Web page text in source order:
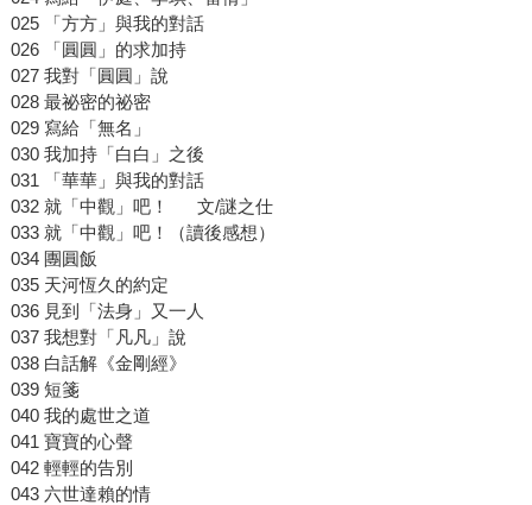
025 「方方」與我的對話
026 「圓圓」的求加持
027 我對「圓圓」說
028 最祕密的祕密
029 寫給「無名」
030 我加持「白白」之後
031 「華華」與我的對話
032 就「中觀」吧！ 文/謎之仕
033 就「中觀」吧！（讀後感想）
034 團圓飯
035 天河恆久的約定
036 見到「法身」又一人
037 我想對「凡凡」說
038 白話解《金剛經》
039 短箋
040 我的處世之道
041 寶寶的心聲
042 輕輕的告別
043 六世達賴的情